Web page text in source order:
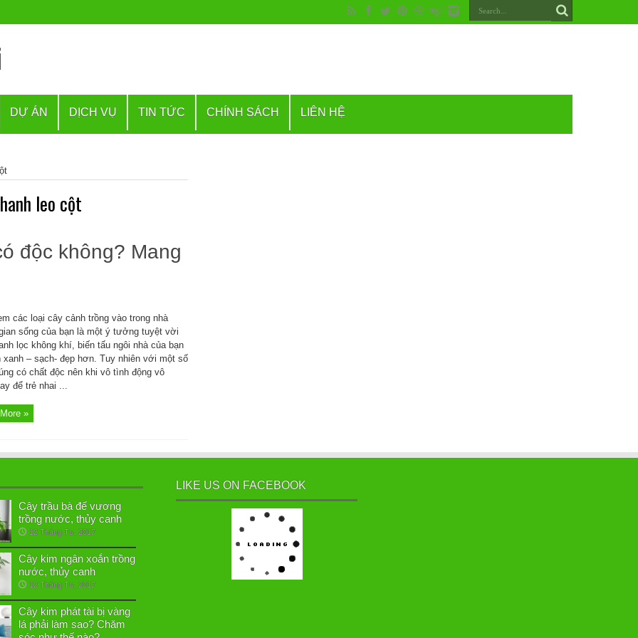
DỰ ÁN DỊCH VỤ TIN TỨC CHÍNH SÁCH LIÊN HỆ
leo cột
độc không? Mang
các loại cây cảnh trồng vào trong nhà
sống của bạn là một ý tưởng tuyệt vời
lọc không khí, biến tấu ngôi nhà của bạn
xanh – sạch- đẹp hơn. Tuy nhiên với một số
có chất độc nên khi vô tình động vô
để trẻ nhai ...
»
Cây trầu bà đế vương
trồng nước, thủy canh
12 Tháng Tư, 2017
Cây kim ngân xoắn trồng
nước, thủy canh
12 Tháng Tư, 2017
Cây kim phát tài bị vàng
lá phải làm sao? Chăm
LIKE US ON FACEBOOK